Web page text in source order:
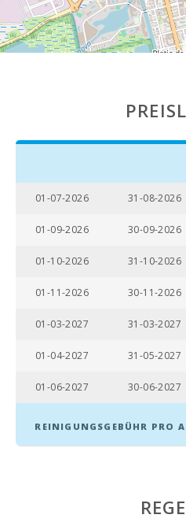
Stand Playa de
Muro (km):
Fähre - Hafen von
(km):
Bahnhof Sa Pobla
Entfernung zum
Grillplatz und
01-07-2026 31-08-2026
01-09-2026 30-09-2026
01-10-2026 31-10-2026
01-11-2026 30-11-2026
01-03-2027 31-03-2027
01-04-2027 31-05-2027
01-06-2027 30-06-2027
REINIGUNGSGEBÜHR PRO